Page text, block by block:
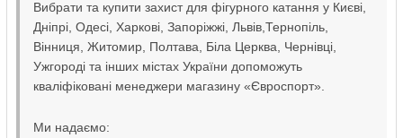
Вибрати та купити захист для фігурного катання у Києві,
Дніпрі, Одесі, Харкові, Запоріжжі, Львів,Тернопіль,
Вінниця, Житомир, Полтава, Біла Церква, Чернівці,
Ужгороді та інших містах України допоможуть
кваліфіковані менеджери магазину «Євроспорт».
Ми надаємо: